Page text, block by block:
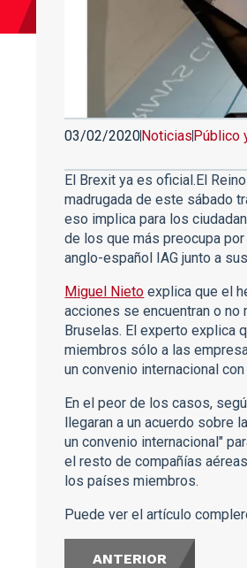
03/02/2020NoticiasPúblico
El Brexit ya es oficial.El
madrugada de este sábado
eso implica para los
de los que más preocupa
anglo-español IAG junto a
Miguel Nieto explica que el
acciones se encuentran o
Bruselas. El experto explica
miembros sólo a las
un convenio internacional
En el peor de los casos,
llegaran a un acuerdo sobre
un convenio internacional"
el resto de compañías
los países miembros.
Puede ver el artículo
ANTERIOR